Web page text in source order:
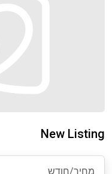
New Listing
מחיר/חודש